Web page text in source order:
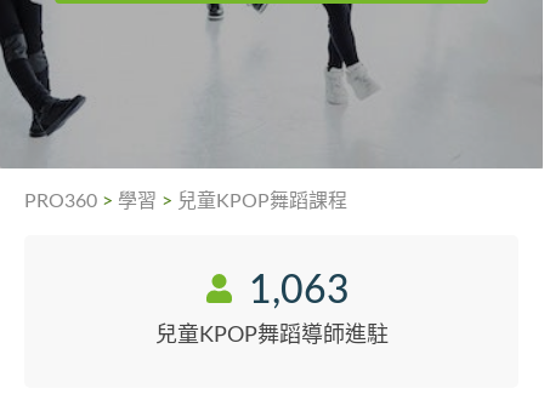
PRO360 > 學習 > 兒童KPOP舞蹈課程
1,063
兒童KPOP舞蹈導師進駐